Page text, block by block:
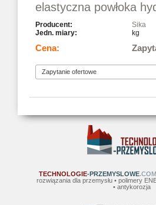
elastyczna powłoka
Sika
kg
TECHNOLOGIE-PRZEMYSLOWE.COM
rozwiązania dla przemysłu • polimery
• antykorozja